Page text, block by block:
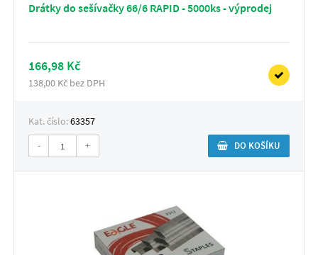
Drátky do sešívačky 66/6 RAPID - 5000ks - výprodej
166,98 Kč
138,00 Kč bez DPH
Kat. číslo:63357
- + DO KOŠÍKU